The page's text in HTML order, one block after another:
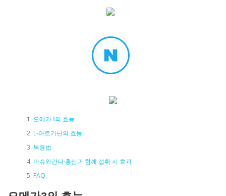
오메가3의 효능
L-아르기닌의 효능
복용법
아슈와간다·홍삼과 함께 섭취 시 효과
FAQ